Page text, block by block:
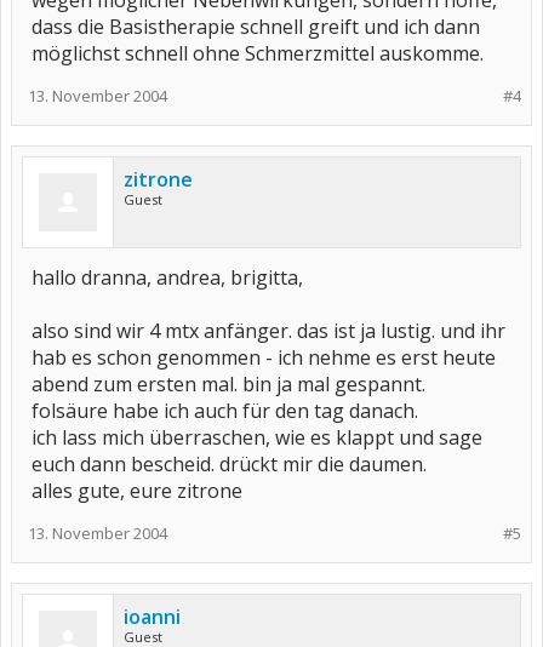
dass die Basistherapie schnell greift und ich dann
möglichst schnell ohne Schmerzmittel auskomme.
#4
13. November 2004
zitrone
Guest
hallo dranna, andrea, brigitta,
also sind wir 4 mtx anfänger. das ist ja lustig. und ihr
hab es schon genommen - ich nehme es erst heute
abend zum ersten mal. bin ja mal gespannt.
folsäure habe ich auch für den tag danach.
ich lass mich überraschen, wie es klappt und sage
euch dann bescheid. drückt mir die daumen.
alles gute, eure zitrone
#5
13. November 2004
ioanni
Guest